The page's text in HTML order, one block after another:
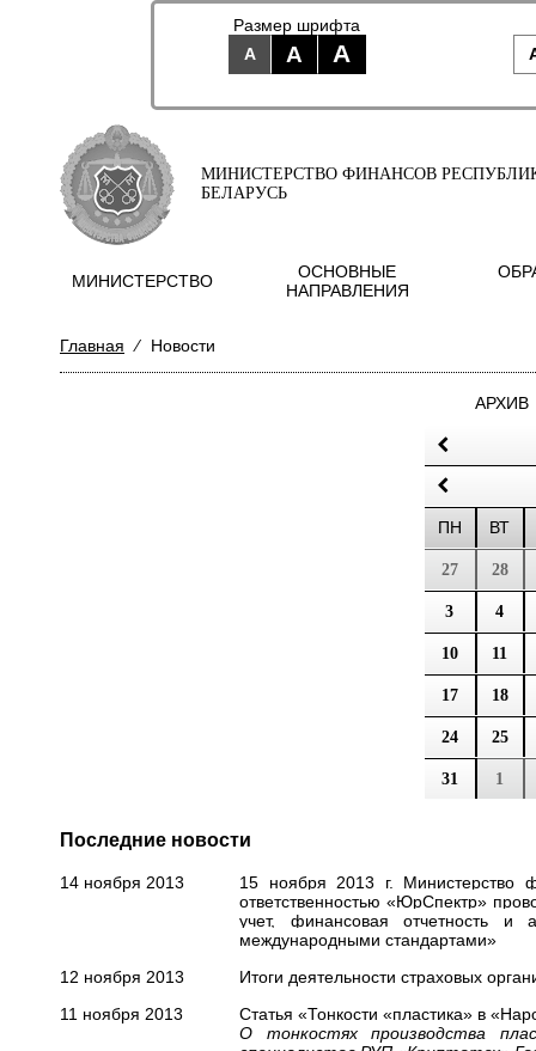
Размер шрифта
A
A A
МИНИСТЕРСТВО ФИНАНСОВ
БЕЛАРУСЬ
МИНИСТЕРСТВО
ОСНОВНЫЕ
НАПРАВЛЕНИЯ
Главная ⁄ Новости
АРХИВ
ПН ВТ
27 28
3 4
10 11
17 18
24 25
31 1
Последние новости
14 ноября 2013
15 ноября 2013 г. Министерство
ответственностью «ЮрСпектр»
учет, финансовая отчетность и
международными стандартами»
12 ноября 2013
Итоги деятельности страховых
11 ноября 2013
Статья «Тонкости «пластика» в
О тонкостях производства